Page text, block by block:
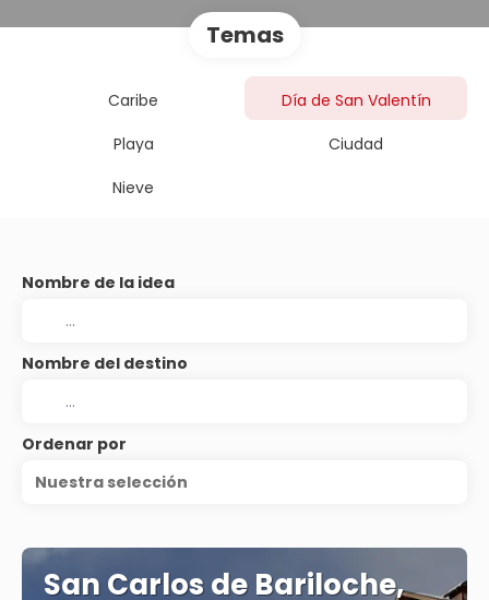
Temas
Caribe
Día de San Valentín
Playa
Ciudad
Nieve
Nombre de la idea
Nombre del destino
Ordenar por
Nuestra selección
San Carlos de Bariloche,